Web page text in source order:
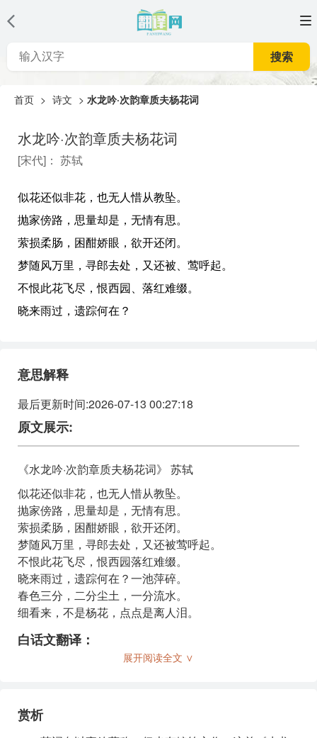
搜索
首页 > 诗文 > 水龙吟·次韵章质夫杨花词
水龙吟·次韵章质夫杨花词
[宋代]： 苏轼
似花还似非花，也无人惜从教坠。
抛家傍路，思量却是，无情有思。
萦损柔肠，困酣娇眼，欲开还闭。
梦随风万里，寻郎去处，又还被、莺呼起。
不恨此花飞尽，恨西园、落红难缀。
晓来雨过，遗踪何在？
细看来，不是杨花，点点是离人泪。
意思解释
最后更新时间:2026-07-13 00:27:18
原文展示:
《水龙吟·次韵章质夫杨花词》 苏轼
似花还似非花，也无人惜从教坠。
抛家傍路，思量却是，无情有思。
萦损柔肠，困酣娇眼，欲开还闭。
梦随风万里，寻郎去处，又还被莺呼起。
不恨此花飞尽，恨西园落红难缀。
晓来雨过，遗踪何在？一池萍碎。
春色三分，二分尘土，一分流水。
细看来，不是杨花，点点是离人泪。
白话文翻译：
缠绕着柔肠，困倦的娇眼，想要盛开却又闭合。梦随风
飘荡万里，寻觅爱人的地方，却又被黄莺唤醒。不恨这
展开阅读全文 ∨
赏析